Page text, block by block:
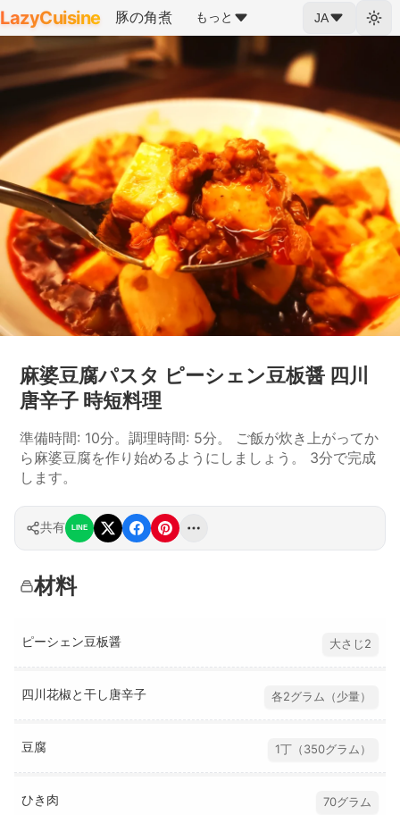
LazyCuisine 豚の角煮 もっと JA
麻婆豆腐パスタ ピーシェン豆板醤 四川
唐辛子 時短料理
準備時間: 10分。調理時間: 5分。 ご飯が炊き上がってか
ら麻婆豆腐を作り始めるようにしましょう。 3分で完成
します。
共有 LINE
材料
ピーシェン豆板醤 大さじ2
四川花椒と干し唐辛子 各2グラム（少量）
豆腐 1丁（350グラム）
ひき肉 70グラム